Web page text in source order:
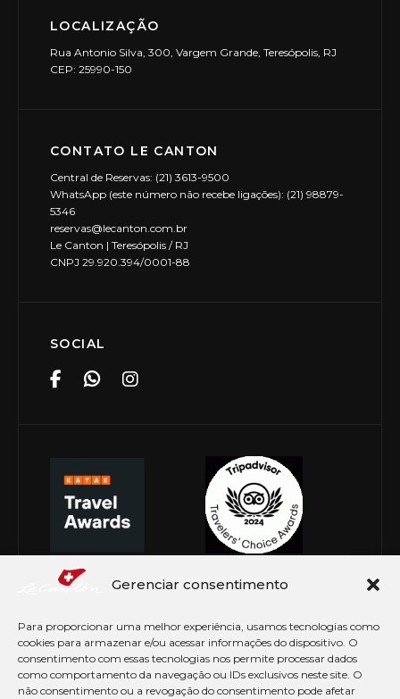
Gerenciar consentimento
Para proporcionar uma melhor experiência, usamos tecnologias como
cookies para armazenar e/ou acessar informações do dispositivo. O
consentimento com essas tecnologias nos permite processar dados
como comportamento da navegação ou IDs exclusivos neste site. O
não consentimento ou a revogação do consentimento pode afetar
LOCALIZAÇÃO
Rua Antonio Silva, 300, Vargem Grande, Teresópolis, RJ
CEP: 25990-150
CONTATO LE CANTON
Central de Reservas: (21) 3613-9500
WhatsApp (este número não recebe ligações): (21) 98879-
5346
reservas@lecanton.com.br
Le Canton | Teresópolis / RJ
CNPJ 29.920.394/0001-88
SOCIAL